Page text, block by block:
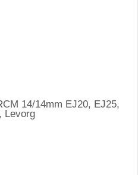
14/14mm EJ20, EJ25,
Levorg